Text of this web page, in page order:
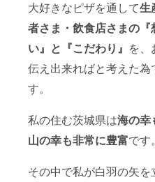
大好きなピザを通して生
者さま・飲食店さまの『
い』と『こだわり』 を、
伝え出来ればと考えた為
す。
私の住む茨城県は海の幸
山の幸も非常に豊富です。
その中で私が白羽の矢を